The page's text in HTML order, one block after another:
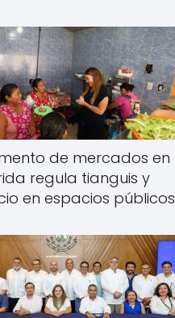
de mercados en
regula tianguis y
en espacios públicos